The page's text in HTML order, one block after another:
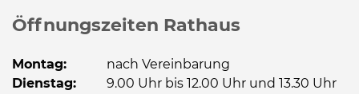
Öffnungszeiten Rathaus
Montag:
nach Vereinbarung
Dienstag:
9.00 Uhr bis 12.00 Uhr und 13.30 Uhr